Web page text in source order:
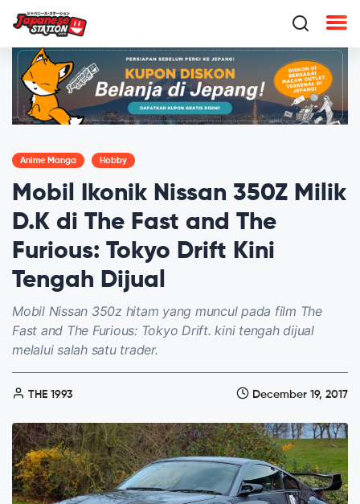
Anime Manga Hobby
Mobil Ikonik Nissan 350Z Milik
D.K di The Fast and The
Furious: Tokyo Drift Kini
Tengah Dijual
Mobil Nissan 350z hitam yang muncul pada film The
Fast and The Furious: Tokyo Drift. kini tengah dijual
melalui salah satu trader.
THE 1993 December 19, 2017